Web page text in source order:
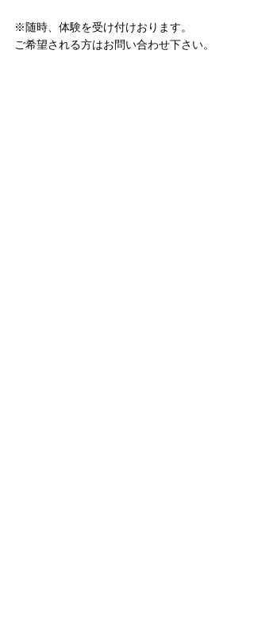
※随時、体験を受け付けおります。
ご希望される方はお問い合わせ下さい。